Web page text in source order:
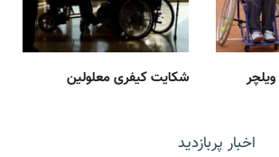
شکایت کیفری معلولین
اخبار پربازدید